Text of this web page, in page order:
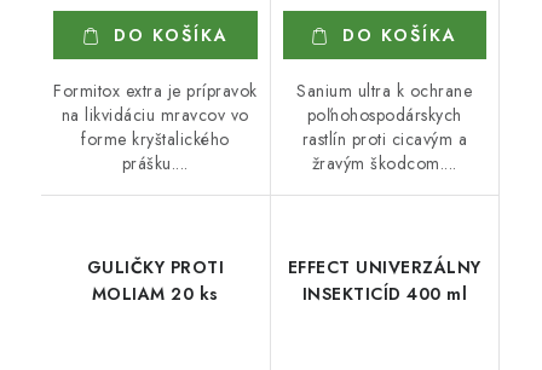
DO KOŠÍKA
Formitox extra je prípravok
na likvidáciu mravcov vo
forme kryštalického
prášku....
DO KOŠÍKA
Sanium ultra k ochrane
poľnohospodárskych
rastlín proti cicavým a
žravým škodcom....
GULIČKY PROTI
MOLIAM 20 ks
EFFECT UNIVERZÁLNY
INSEKTICÍD 400 ml